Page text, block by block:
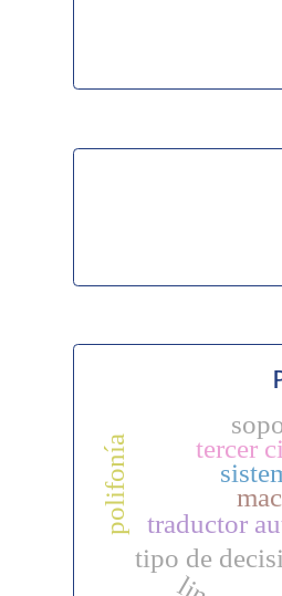
traductor
tipo de
tercer
polifonía